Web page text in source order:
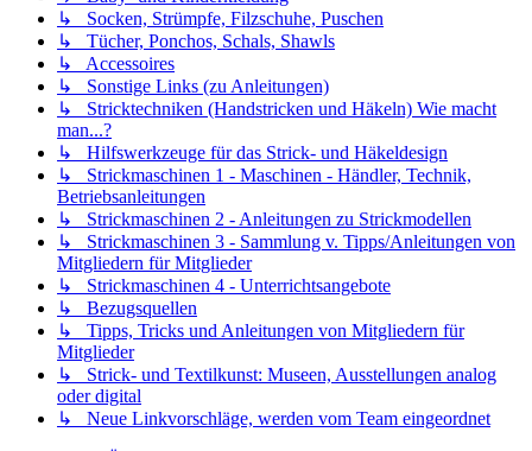
↳ Socken, Strümpfe, Filzschuhe, Puschen
↳ Tücher, Ponchos, Schals, Shawls
↳ Accessoires
↳ Sonstige Links (zu Anleitungen)
↳ Stricktechniken (Handstricken und Häkeln) Wie macht
man...?
↳ Hilfswerkzeuge für das Strick- und Häkeldesign
↳ Strickmaschinen 1 - Maschinen - Händler, Technik,
Betriebsanleitungen
↳ Strickmaschinen 2 - Anleitungen zu Strickmodellen
↳ Strickmaschinen 3 - Sammlung v. Tipps/Anleitungen von
Mitgliedern für Mitglieder
↳ Strickmaschinen 4 - Unterrichtsangebote
↳ Bezugsquellen
↳ Tipps, Tricks und Anleitungen von Mitgliedern für
Mitglieder
↳ Strick- und Textilkunst: Museen, Ausstellungen analog
oder digital
↳ Neue Linkvorschläge, werden vom Team eingeordnet